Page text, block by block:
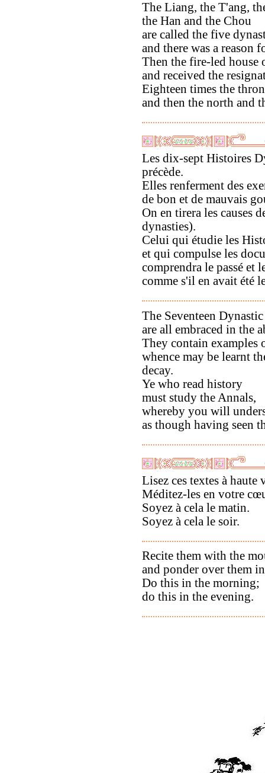
The Liang, the T'ang,
the Han and the Chou
are called the five
and there was a reason
Then the fire-led house
and received the
Eighteen times the
and then the north and
Les dix-sept Histoires
précède.
Elles renferment des
de bon et de mauvais
On en tirera les causes
dynasties).
Celui qui étudie les
et qui compulse les
comprendra le passé et
comme s'il en avait été
The Seventeen
are all embraced in the
They contain examples
whence may be learnt
decay.
Ye who read history
must study the Annals,
whereby you will
as though having seen
Lisez ces textes à haute
Méditez-les en votre
Soyez à cela le matin.
Soyez à cela le soir.
Recite them with the
and ponder over them
Do this in the morning;
do this in the evening.